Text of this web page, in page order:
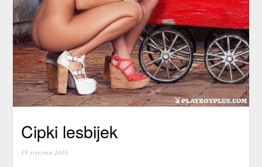
Cipki lesbijek
19 stycznia 2016